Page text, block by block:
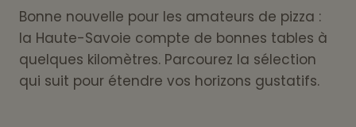
Bonne nouvelle pour les amateurs de pizza :
la Haute-Savoie compte de bonnes tables à
quelques kilomètres. Parcourez la sélection
qui suit pour étendre vos horizons gustatifs.